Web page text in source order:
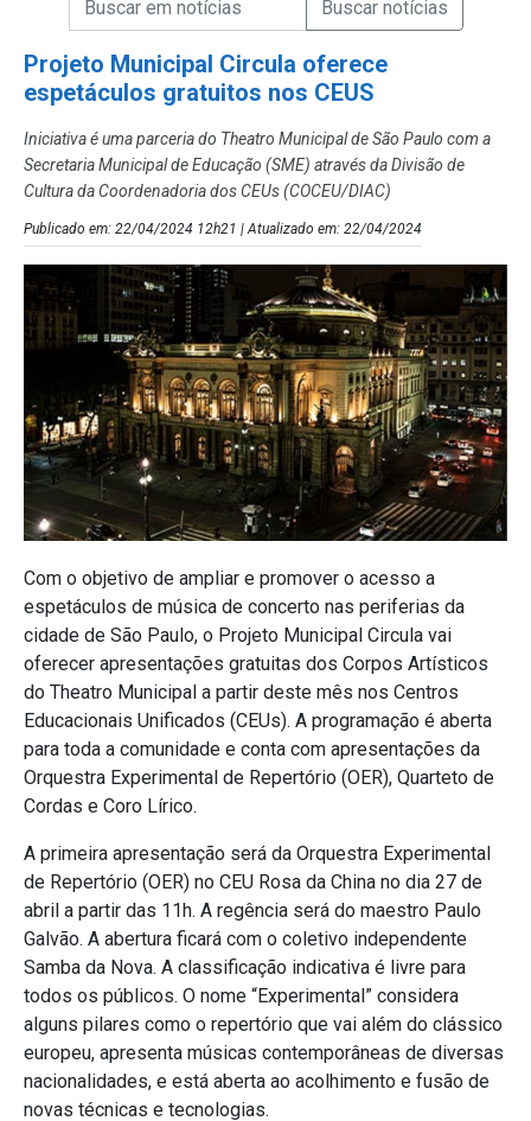
Projeto Municipal Circula oferece
espetáculos gratuitos nos CEUS
Iniciativa é uma parceria do Theatro Municipal de São Paulo com a
Secretaria Municipal de Educação (SME) através da Divisão de
Cultura da Coordenadoria dos CEUs (COCEU/DIAC)
Publicado em: 22/04/2024 12h21 | Atualizado em: 22/04/2024
Com o objetivo de ampliar e promover o acesso a
espetáculos de música de concerto nas periferias da
cidade de São Paulo, o Projeto Municipal Circula vai
oferecer apresentações gratuitas dos Corpos Artísticos
do Theatro Municipal a partir deste mês nos Centros
Educacionais Unificados (CEUs). A programação é aberta
para toda a comunidade e conta com apresentações da
Orquestra Experimental de Repertório (OER), Quarteto de
Cordas e Coro Lírico.
A primeira apresentação será da Orquestra Experimental
de Repertório (OER) no CEU Rosa da China no dia 27 de
abril a partir das 11h. A regência será do maestro Paulo
Galvão. A abertura ficará com o coletivo independente
Samba da Nova. A classificação indicativa é livre para
todos os públicos. O nome “Experimental” considera
alguns pilares como o repertório que vai além do clássico
europeu, apresenta músicas contemporâneas de diversas
nacionalidades, e está aberta ao acolhimento e fusão de
novas técnicas e tecnologias.